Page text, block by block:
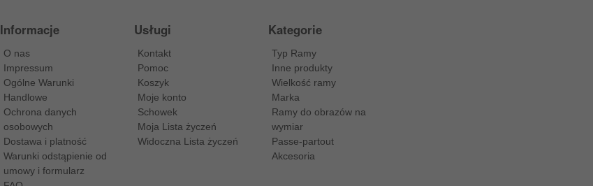
Informacje
O nas
Impressum
Ogólne Warunki
Handlowe
Ochrona danych
osobowych
Dostawa i platność
Warunki odstąpienie od
umowy i formularz
Usługi
Kontakt
Pomoc
Koszyk
Moje konto
Schowek
Moja Lista życzeń
Widoczna Lista życzeń
Kategorie
Typ Ramy
Inne produkty
Wielkość ramy
Marka
Ramy do obrazów na
wymiar
Passe-partout
Akcesoria